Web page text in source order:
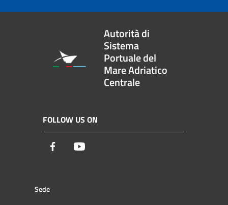
Autorità di
Sistema
Portuale del
Mare Adriatico
Centrale
FOLLOW US ON
Facebook
Sede